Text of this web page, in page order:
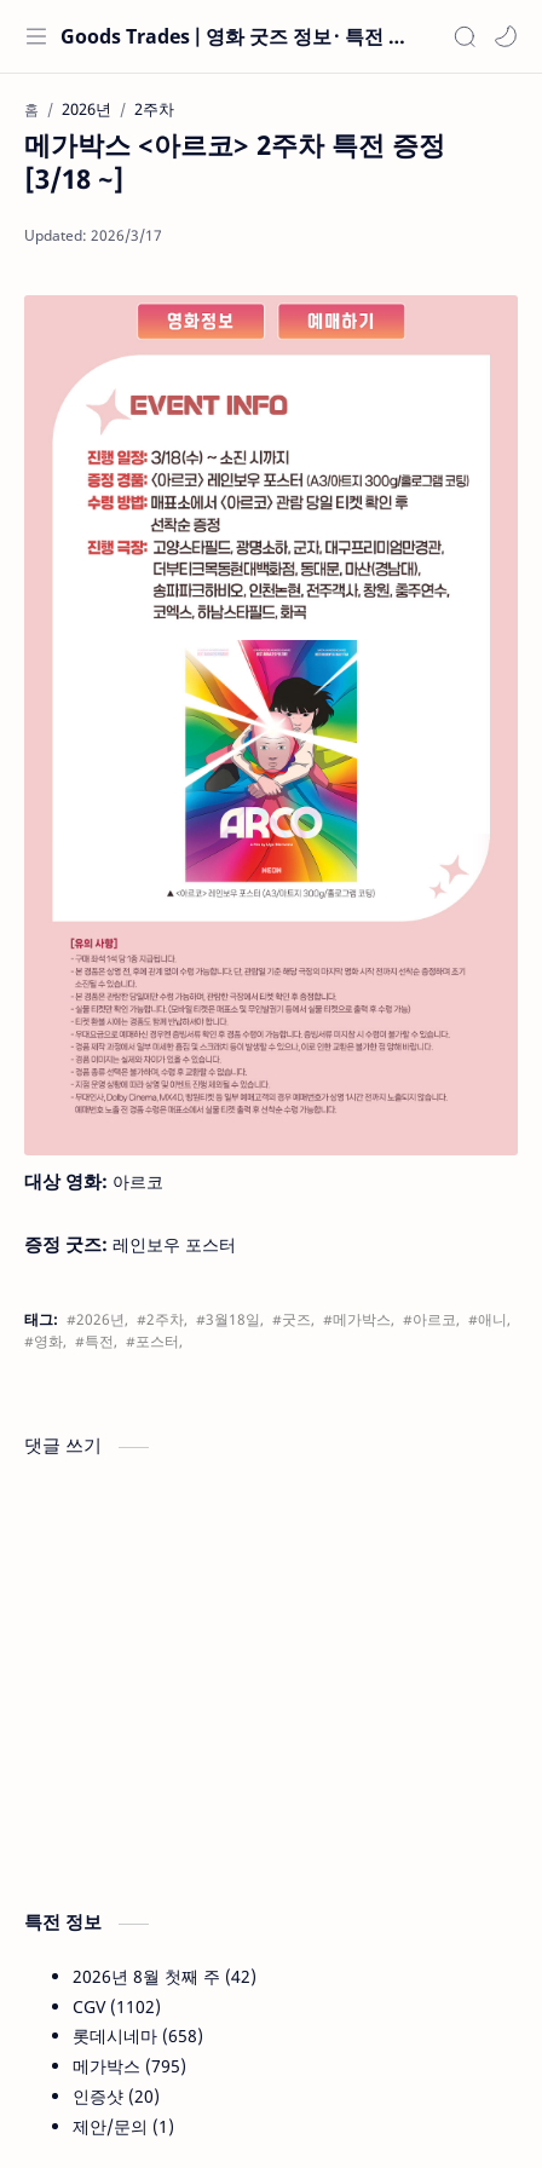
Goods Trades | 영화 굿즈 정보 · 특전 현황
홈 2026년 2주차
메가박스 <아르코> 2주차 특전 증정
[3/18 ~]
대상 영화: 아르코
증정 굿즈: 레인보우 포스터
태그: #2026년, #2주차, #3월18일, #굿즈, #메가박스, #아르코, #애니,
#영화, #특전, #포스터,
댓글 쓰기
특전 정보
2026년 8월 첫째 주 42
CGV 1102
롯데시네마 658
메가박스 795
인증샷 20
제안/문의
1